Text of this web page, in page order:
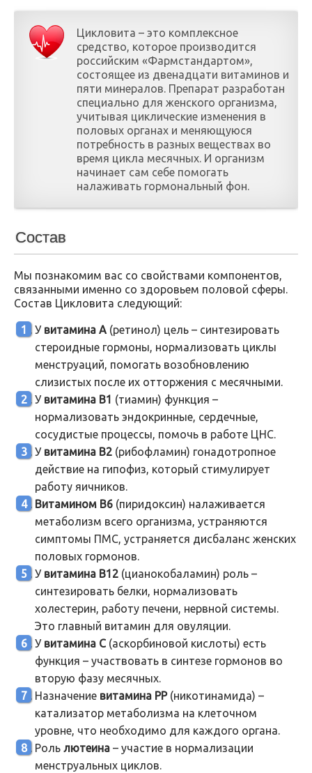
Цикловита – это комплексное
средство, которое производится
российским «Фармстандартом»,
состоящее из двенадцати витаминов и
пяти минералов. Препарат разработан
специально для женского организма,
учитывая циклические изменения в
половых органах и меняющуюся
потребность в разных веществах во
время цикла месячных. И организм
начинает сам себе помогать
налаживать гормональный фон.
Состав
Мы познакомим вас со свойствами компонентов,
связанными именно со здоровьем половой сферы.
Состав Цикловита следующий:
У витамина А (ретинол) цель – синтезировать
стероидные гормоны, нормализовать циклы
менструаций, помогать возобновлению
слизистых после их отторжения с месячными.
У витамина В1 (тиамин) функция –
нормализовать эндокринные, сердечные,
сосудистые процессы, помочь в работе ЦНС.
У витамина В2 (рибофламин) гонадотропное
действие на гипофиз, который стимулирует
работу яичников.
Витамином В6 (пиридоксин) налаживается
метаболизм всего организма, устраняются
симптомы ПМС, устраняется дисбаланс женских
половых гормонов.
У витамина В12 (цианокобаламин) роль –
синтезировать белки, нормализовать
холестерин, работу печени, нервной системы.
Это главный витамин для овуляции.
У витамина С (аскорбиновой кислоты) есть
функция – участвовать в синтезе гормонов во
вторую фазу месячных.
Назначение витамина РР(никотинамида) –
катализатор метаболизма на клеточном
уровне, что необходимо для каждого органа.
Роль лютеина – участие в нормализации
менструальных циклов.